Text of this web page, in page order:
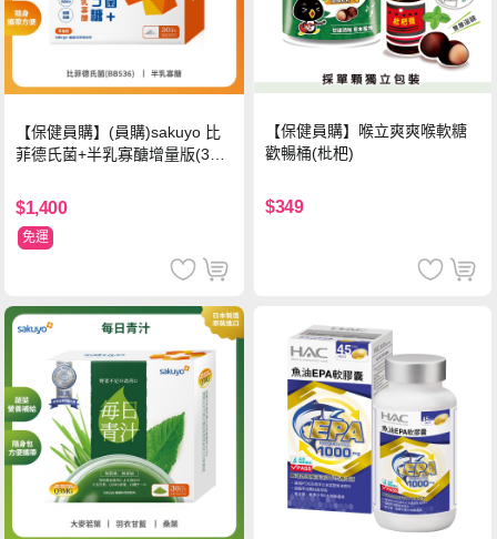
【保健員購】(員購)sakuyo 比
菲德氏菌+半乳寡醣增量版(30
$1,400
免運
【保健員購】喉立爽爽喉軟糖
歡暢桶(枇杷)
$349